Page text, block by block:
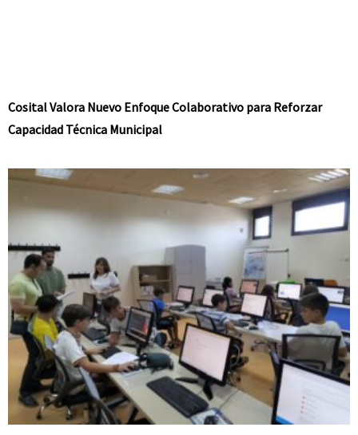
Cosital Valora Nuevo Enfoque Colaborativo para Reforzar
Capacidad Técnica Municipal